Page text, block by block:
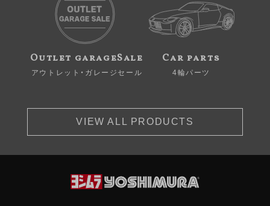
Outlet garageSale
アウトレット・ガレージセール
Car parts
4輪パーツ
VIEW ALL PRODUCTS